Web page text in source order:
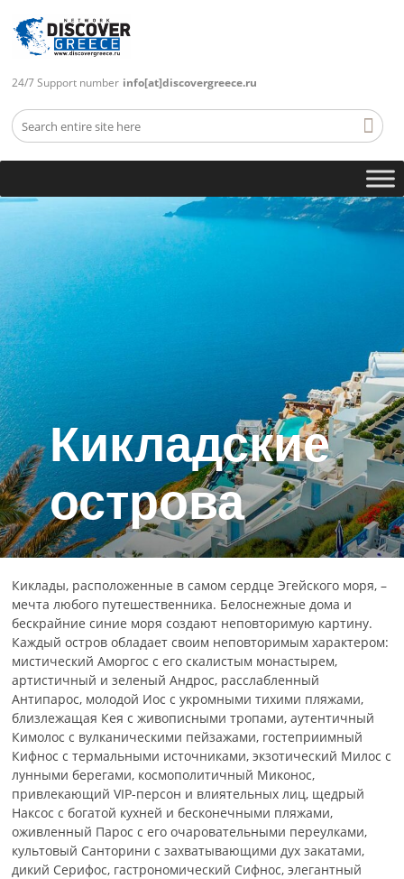
24/7 Support number info[at]discovergreece.ru
Кикладские
острова
Киклады, расположенные в самом сердце Эгейского моря, –
мечта любого путешественника. Белоснежные дома и
бескрайние синие моря создают неповторимую картину.
Каждый остров обладает своим неповторимым характером:
мистический Аморгос с его скалистым монастырем,
артистичный и зеленый Андрос, расслабленный
Антипарос, молодой Иос с укромными тихими пляжами,
близлежащая Кея с живописными тропами, аутентичный
Кимолос с вулканическими пейзажами, гостеприимный
Кифнос с термальными источниками, экзотический Милос с
лунными берегами, космополитичный Миконос,
привлекающий VIP-персон и влиятельных лиц, щедрый
Наксос с богатой кухней и бесконечными пляжами,
оживленный Парос с его очаровательными переулками,
культовый Санторини с захватывающими дух закатами,
дикий Серифос, гастрономический Сифнос, элегантный